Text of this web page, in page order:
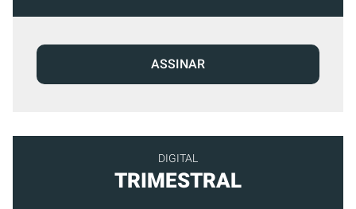
ASSINAR
DIGITAL
TRIMESTRAL